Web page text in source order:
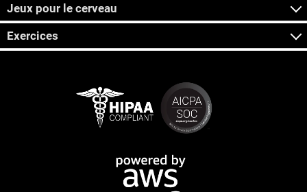
Jeux pour le cerveau
Exercices